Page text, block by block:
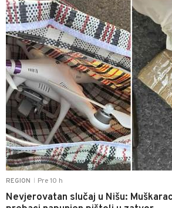
REGION Pre 10 h
Nevjerovatan slučaj u Nišu: